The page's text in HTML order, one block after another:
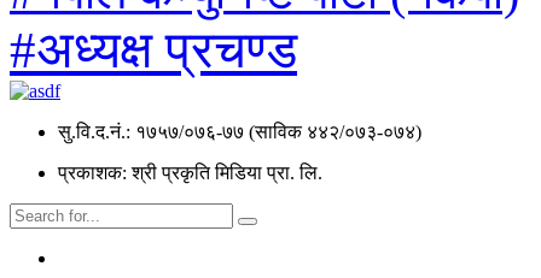
#अध्यक्ष प्रचण्ड
सु.वि.द.नं.: १७५७/०७६-७७ (साविक ४४२/०७३-०७४)
प्रकाशक: श्री प्रकृति मिडिया प्रा. लि.